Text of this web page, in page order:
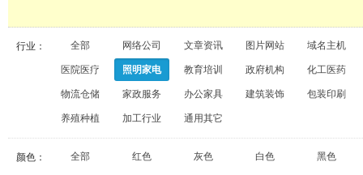
行业： 全部 网络公司 文章资讯 图片网站 域名主机
医院医疗 照明家电 教育培训 政府机构 化工医药
物流仓储 家政服务 办公家具 建筑装饰 包装印刷
养殖种植 加工行业 通用其它
颜色： 全部 红色 灰色 白色 黑色